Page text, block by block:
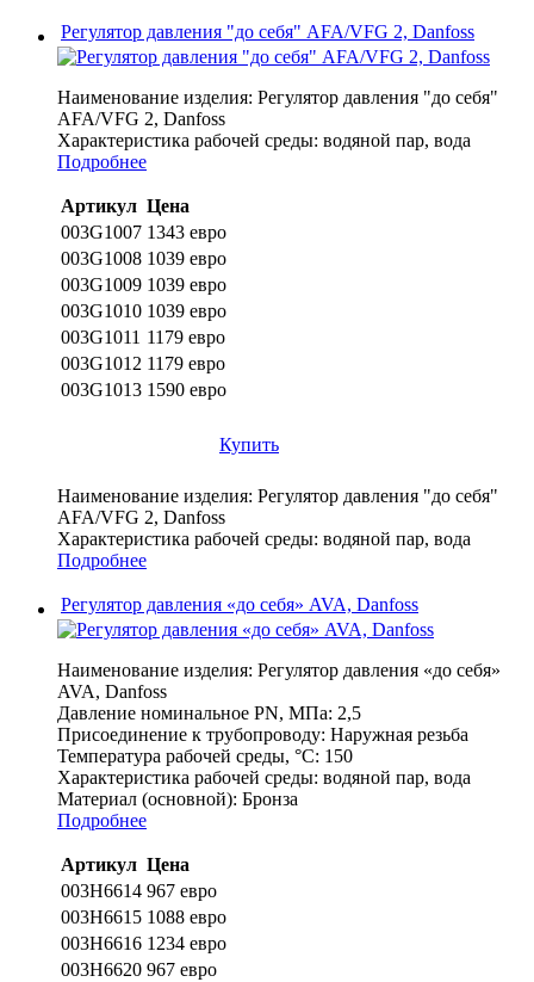
Регулятор давления "до себя" AFA/VFG 2, Danfoss
Наименование изделия: Регулятор давления "до себя"
AFA/VFG 2, Danfoss
Характеристика рабочей среды: водяной пар, вода
Подробнее
Артикул Цена
003G1007 1343 евро
003G1008 1039 евро
003G1009 1039 евро
003G1010 1039 евро
003G1011 1179 евро
003G1012 1179 евро
003G1013 1590 евро
Купить
Наименование изделия: Регулятор давления "до себя"
AFA/VFG 2, Danfoss
Характеристика рабочей среды: водяной пар, вода
Подробнее
Регулятор давления «до себя» AVA, Danfoss
Наименование изделия: Регулятор давления «до себя»
AVA, Danfoss
Давление номинальное PN, МПа: 2,5
Присоединение к трубопроводу: Наружная резьба
Температура рабочей среды, °С: 150
Характеристика рабочей среды: водяной пар, вода
Материал (основной): Бронза
Подробнее
Артикул Цена
003H6614 967 евро
003H6615 1088 евро
003H6616 1234 евро
003H6620 967 евро